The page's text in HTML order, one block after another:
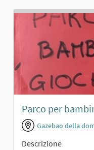
Parco per
Gazebao della
Descrizione